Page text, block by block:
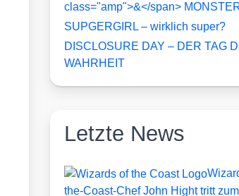
class="amp">&</span>
SUPGERGIRL – wirklich super?
DISCLOSURE DAY – DER TAG
WAHRHEIT
Letzte News
the-Coast-Chef John Hight tritt